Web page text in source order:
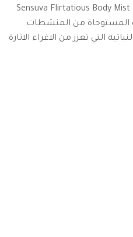
يحتوي عطر الفرمونات سنسوفا Sensuva Flirtatious Body Mist
المستوحاة من المنشطات
التي تعزز من الاغراء الاثارة